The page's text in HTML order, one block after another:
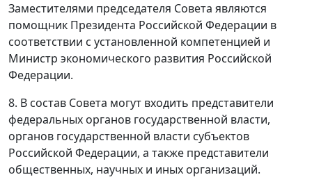
Заместителями председателя Совета являются
помощник Президента Российской Федерации в
соответствии с установленной компетенцией и
Министр экономического развития Российской
Федерации.
8. В состав Совета могут входить представители
федеральных органов государственной власти,
органов государственной власти субъектов
Российской Федерации, а также представители
общественных, научных и иных организаций.